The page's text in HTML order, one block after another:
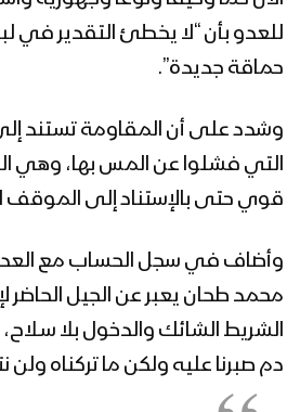
للعدو بأن “لا يخطئ التقدير في
حماقة جديدة”.
وشدد على أن المقاومة تستند إلى
التي فشلوا عن المس بها، وهي
قوي حتى بالإستناد إلى الموقف
وأضاف في سجل الحساب مع
محمد طحان يعبر عن الجيل الحاضر
الشريط الشائك والدخول بلا سـلاح،
دم صبرنا عليه ولكن ما تركناه ولن